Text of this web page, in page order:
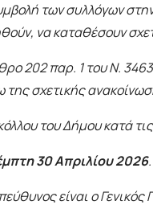
των συλλόγων
να καταθέσουν
202 παρ. 1 του Ν.
της σχετικής
του Δήμου κατά
30 Απριλίου 2026.
είναι ο